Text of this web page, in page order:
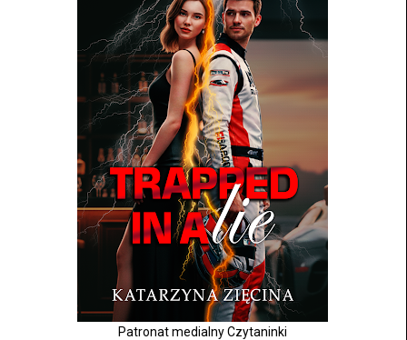
Patronat medialny Czytaninki